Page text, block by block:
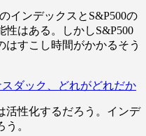
インデックスとS&P500の
はある。しかしS&P500
はすこし時間がかかるそう
ダック、どれがどれだか
活性化するだろう。インデ
。